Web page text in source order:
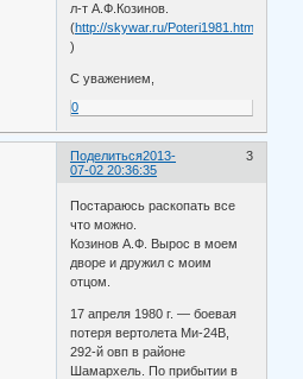
л-т А.Ф.Козинов.
(http://skywar.ru/Poteri1981.html
)
С уважением,
0
Поделиться 3
2013-
07-02 20:36:35
Постараюсь раскопать все
что можно.
Козинов А.Ф. Вырос в моем
дворе и дружил с моим
отцом.
17 апреля 1980 г. — боевая
потеря вертолета Ми-24В,
292-й овп в районе
Шамархель. По прибытии в